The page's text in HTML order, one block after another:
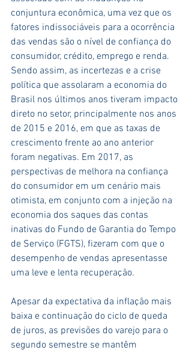
conjuntura econômica, uma vez que os
fatores indissociáveis para a ocorrência
das vendas são o nível de confiança do
consumidor, crédito, emprego e renda.
Sendo assim, as incertezas e a crise
política que assolaram a economia do
Brasil nos últimos anos tiveram impacto
direto no setor, principalmente nos anos
de 2015 e 2016, em que as taxas de
crescimento frente ao ano anterior
foram negativas. Em 2017, as
perspectivas de melhora na confiança
do consumidor em um cenário mais
otimista, em conjunto com a injeção na
economia dos saques das contas
inativas do Fundo de Garantia do Tempo
de Serviço (FGTS), fizeram com que o
desempenho de vendas apresentasse
uma leve e lenta recuperação.
Apesar da expectativa da inflação mais
baixa e continuação do ciclo de queda
de juros, as previsões do varejo para o
segundo semestre se mantêm